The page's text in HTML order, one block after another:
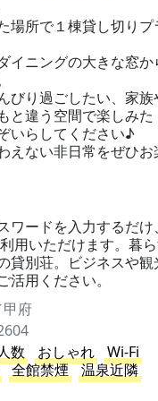
場所で１棟貸し切りプ
イニングの大きな窓か
びり過ごしたい、家族
と違う空間で楽しみた
いらしてください♪
えない非日常をぜひお
ードを入力するだけ、
用いただけます。暮
貸別荘。ビジネスや観
用ください。
甲府
数 おしゃれ
Wi-Fi
全館禁煙
温泉近隣